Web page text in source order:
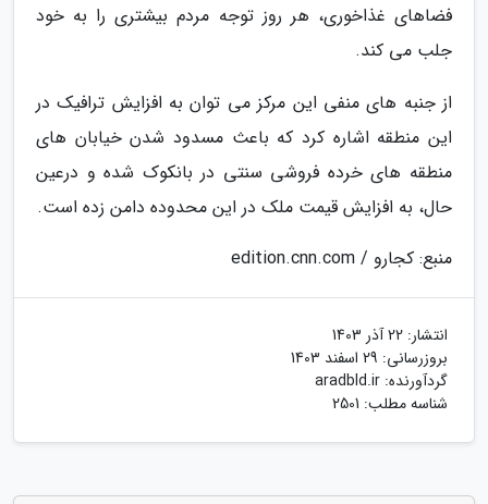
فضاهای غذاخوری، هر روز توجه مردم بیشتری را به خود
جلب می کند.
از جنبه های منفی این مرکز می توان به افزایش ترافیک در
این منطقه اشاره کرد که باعث مسدود شدن خیابان های
منطقه های خرده فروشی سنتی در بانکوک شده و درعین
حال، به افزایش قیمت ملک در این محدوده دامن زده است.
منبع: کجارو / edition.cnn.com
انتشار: 22 آذر 1403
بروزرسانی: 29 اسفند 1403
گردآورنده: aradbld.ir
شناسه مطلب: 2501